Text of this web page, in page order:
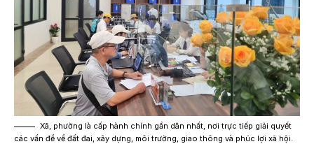
Xã, phường là cấp hành chính gần dân nhất, nơi trực tiếp giải quyết
các vấn đề về đất đai, xây dựng, môi trường, giao thông và phúc lợi xã hội.